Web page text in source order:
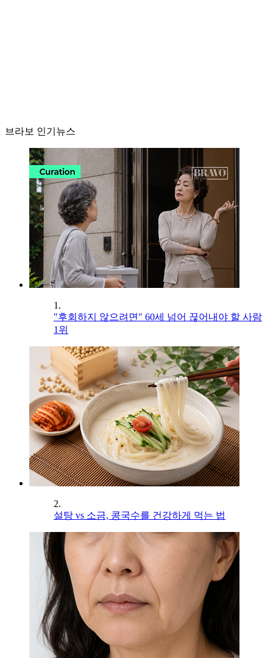
브라보 인기뉴스
1.
"후회하지 않으려면" 60세 넘어 끊어내야 할 사람
1위
2.
설탕 vs 소금, 콩국수를 건강하게 먹는 법